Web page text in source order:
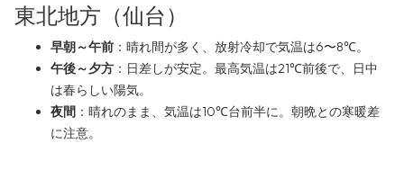
東北地方（仙台）
早朝～午前 ：晴れ間が多く、放射冷却で気温は6〜8℃。
午後～夕方 ：日差しが安定。最高気温は21℃前後で、日中
は春らしい陽気。
夜間 ：晴れのまま、気温は10℃台前半に。朝晩との寒暖差
に注意。